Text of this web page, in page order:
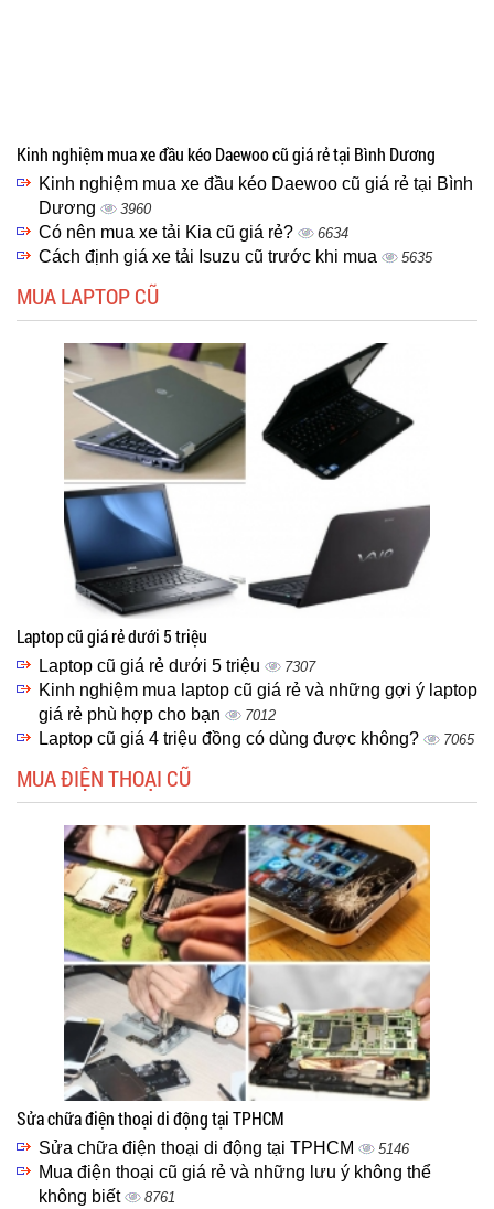
Kinh nghiệm mua xe đầu kéo Daewoo cũ giá rẻ tại Bình Dương
Kinh nghiệm mua xe đầu kéo Daewoo cũ giá rẻ tại Bình
Dương
3960
Có nên mua xe tải Kia cũ giá rẻ? 6634
Cách định giá xe tải Isuzu cũ trước khi mua 5635
MUA LAPTOP CŨ
Laptop cũ giá rẻ dưới 5 triệu
Laptop cũ giá rẻ dưới 5 triệu 7307
Kinh nghiệm mua laptop cũ giá rẻ và những gợi ý laptop
giá rẻ phù hợp cho bạn
7012
Laptop cũ giá 4 triệu đồng có dùng được không? 7065
MUA ĐIỆN THOẠI CŨ
Sửa chữa điện thoại di động tại TPHCM
Sửa chữa điện thoại di động tại TPHCM 5146
Mua điện thoại cũ giá rẻ và những lưu ý không thể
không biết
8761